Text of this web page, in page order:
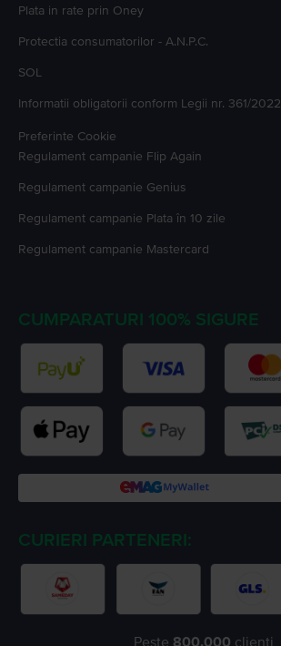
Plata in rate prin Oney
Protectia consumatorilor - A.N.P.C.
SOL
Informatii obligatorii conform Legii nr. 361/2022
Preferinte Cookie
Regulament campanie Flip Again
Regulament campanie Genius
Regulament campanie Plata în 10 zile
Regulament campanie Mastercard
CUMPARATURI 100% SIGURE
CURIERI PARTENERI:
Peste 800.000 clienți